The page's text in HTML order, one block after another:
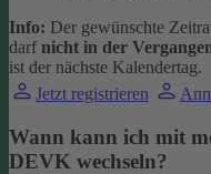
Info: Der gewünschte
darf nicht in der
ist der nächste Kalendertag.
Jetzt registrieren
Wann kann ich mit
DEVK wechseln?